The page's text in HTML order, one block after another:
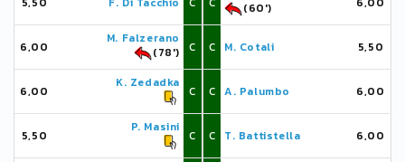
6,00
M. Falzerano
(78')
C
6,00
K. Zedadka
C
5,50
P. Masini
C
(60')
C M. Cotali 5,50
C A. Palumbo 6,00
C T. Battistella 6,00